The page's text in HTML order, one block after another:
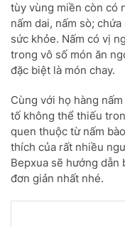
tùy vùng miền còn có
nấm dai, nấm sò;
sức khỏe. Nấm có vị
trong vô số món ăn
đặc biệt là món chay.
Cùng với họ hàng
tố không thể thiếu
quen thuộc từ nấm
thích của rất nhiều
Bepxua sẽ hướng dẫn
đơn giản nhất nhé.